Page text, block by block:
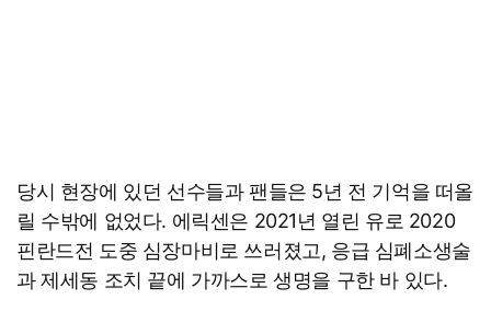
당시 현장에 있던 선수들과 팬들은 5년 전 기억을 떠올
릴 수밖에 없었다. 에릭센은 2021년 열린 유로 2020
핀란드전 도중 심장마비로 쓰러졌고, 응급 심폐소생술
과 제세동 조치 끝에 가까스로 생명을 구한 바 있다.